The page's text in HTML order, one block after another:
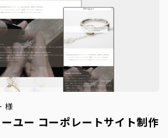
様
ユー コーポレートサイト制作